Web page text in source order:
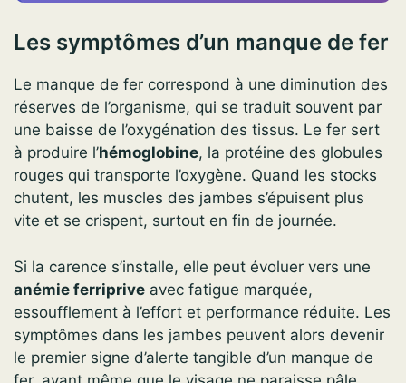
Les symptômes d’un manque de fer
Le manque de fer correspond à une diminution des
réserves de l’organisme, qui se traduit souvent par
une baisse de l’oxygénation des tissus. Le fer sert
à produire l’hémoglobine, la protéine des globules
rouges qui transporte l’oxygène. Quand les stocks
chutent, les muscles des jambes s’épuisent plus
vite et se crispent, surtout en fin de journée.
Si la carence s’installe, elle peut évoluer vers une
anémie ferriprive avec fatigue marquée,
essoufflement à l’effort et performance réduite. Les
symptômes dans les jambes peuvent alors devenir
le premier signe d’alerte tangible d’un manque de